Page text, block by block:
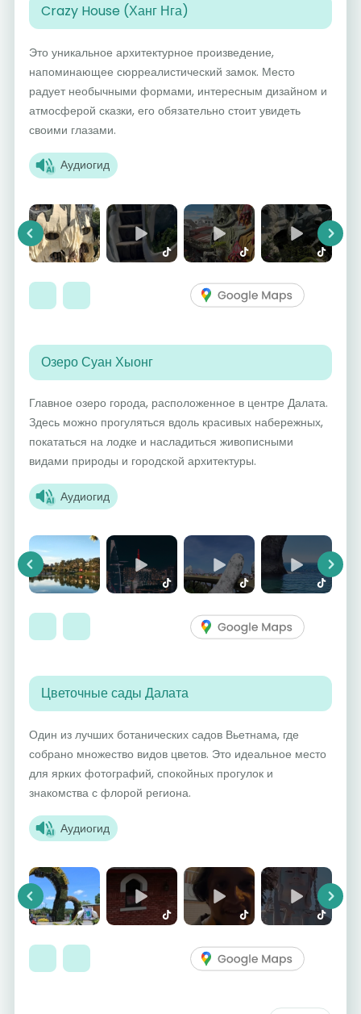
Crazy House (Ханг Нга)
Это уникальное архитектурное произведение,
напоминающее сюрреалистический замок. Место
радует необычными формами, интересным дизайном и
атмосферой сказки, его обязательно стоит увидеть
своими глазами.
Аудиогид
Previous Next
Озеро Суан Хыонг
Главное озеро города, расположенное в центре Далата.
Здесь можно прогуляться вдоль красивых набережных,
покататься на лодке и насладиться живописными
видами природы и городской архитектуры.
Аудиогид
Previous Next
Цветочные сады Далата
Один из лучших ботанических садов Вьетнама, где
собрано множество видов цветов. Это идеальное место
для ярких фотографий, спокойных прогулок и
знакомства с флорой региона.
Аудиогид
Previous Next